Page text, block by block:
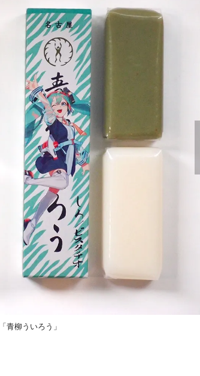
青柳ういろう」